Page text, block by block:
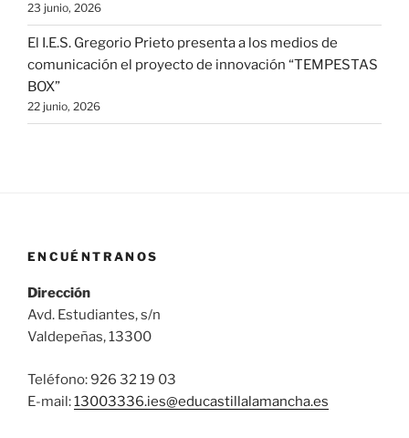
23 junio, 2026
El I.E.S. Gregorio Prieto presenta a los medios de
comunicación el proyecto de innovación “TEMPESTAS
BOX”
22 junio, 2026
ENCUÉNTRANOS
Dirección
Avd. Estudiantes, s/n
Valdepeñas, 13300
Teléfono: 926 32 19 03
E-mail:13003336.ies@educastillalamancha.es